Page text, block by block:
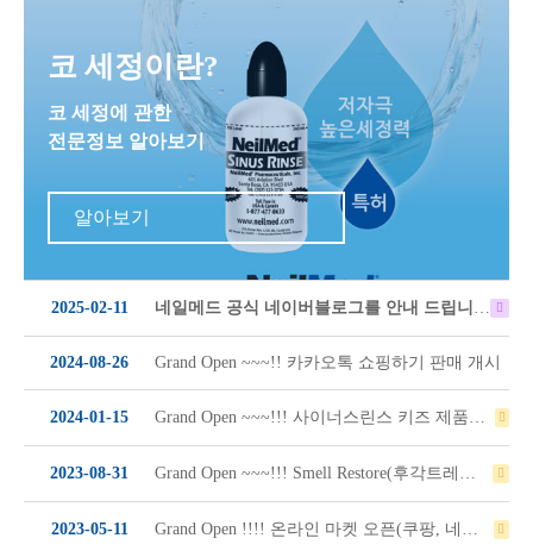
코 세정이란?
코 세정에 관한
전문정보 알아보기
알아보기
2025-02-11 네일메드 공식 네이버블로그를 안내 드립니다~
2024-08-26 Grand Open ~~~!! 카카오톡 쇼핑하기 판매 개시
2024-01-15 Grand Open ~~~!!! 사이너스린스 키즈 제품군 온라인 마켓 오…
2023-08-31 Grand Open ~~~!!! Smell Restore(후각트레이닝 키…
2023-05-11 Grand Open !!!! 온라인 마켓 오픈(쿠팡, 네이버 스마트…